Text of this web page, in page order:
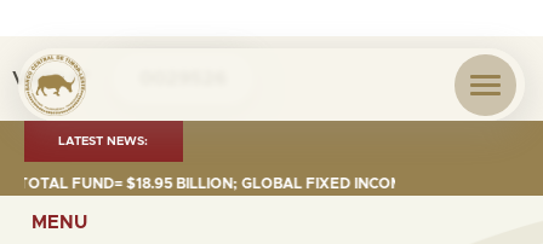
Visita nº
LATEST NEWS:
FUND= $18.95 BILLION; GLOBAL FIXED INCOME= $12.74 BILLION;
MENU